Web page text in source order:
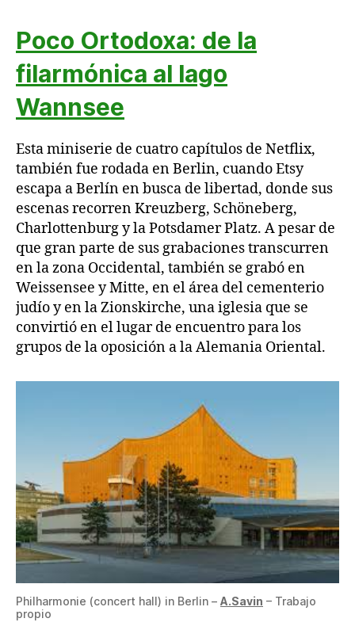
Poco Ortodoxa: de la
filarmónica al lago
Wannsee
Esta miniserie de cuatro capítulos de Netflix,
también fue rodada en Berlin, cuando Etsy
escapa a Berlín en busca de libertad, donde sus
escenas recorren Kreuzberg, Schöneberg,
Charlottenburg y la Potsdamer Platz. A pesar de
que gran parte de sus grabaciones transcurren
en la zona Occidental, también se grabó en
Weissensee y Mitte, en el área del cementerio
judío y en la Zionskirche, una iglesia que se
convirtió en el lugar de encuentro para los
grupos de la oposición a la Alemania Oriental.
Philharmonie (concert hall) in Berlin – A.Savin – Trabajo
propio